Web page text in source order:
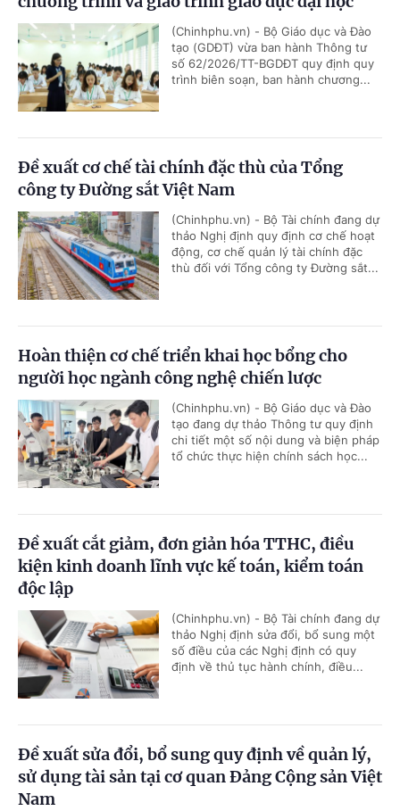
(Chinhphu.vn) - Bộ Giáo dục và Đào
tạo (GDĐT) vừa ban hành Thông tư
số 62/2026/TT-BGDĐT quy định quy
trình biên soạn, ban hành chương...
Đề xuất cơ chế tài chính đặc thù của Tổng
công ty Đường sắt Việt Nam
(Chinhphu.vn) - Bộ Tài chính đang dự
thảo Nghị định quy định cơ chế hoạt
động, cơ chế quản lý tài chính đặc
thù đối với Tổng công ty Đường sắt...
Hoàn thiện cơ chế triển khai học bổng cho
người học ngành công nghệ chiến lược
(Chinhphu.vn) - Bộ Giáo dục và Đào
tạo đang dự thảo Thông tư quy định
chi tiết một số nội dung và biện pháp
tổ chức thực hiện chính sách học...
Đề xuất cắt giảm, đơn giản hóa TTHC, điều
kiện kinh doanh lĩnh vực kế toán, kiểm toán
độc lập
(Chinhphu.vn) - Bộ Tài chính đang dự
thảo Nghị định sửa đổi, bổ sung một
số điều của các Nghị định có quy
định về thủ tục hành chính, điều...
Đề xuất sửa đổi, bổ sung quy định về quản lý,
sử dụng tài sản tại cơ quan Đảng Cộng sản Việt
Nam